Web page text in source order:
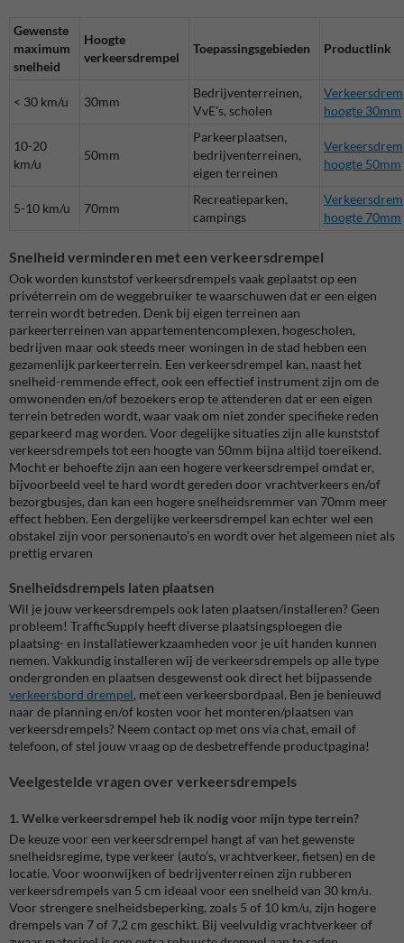
Gewenste
maximum
snelheid
Hoogte
verkeersdrempel
Toepassingsgebieden Productlink
< 30 km/u 30mm
Bedrijventerreinen,
VvE's, scholen
hoogte 30mm
10-20
km/u
50mm
Parkeerplaatsen,
bedrijventerreinen,
eigen terreinen
hoogte 50mm
5-10 km/u 70mm
Recreatieparken,
campings
hoogte 70mm
Snelheid verminderen met een verkeersdrempel
Ook worden kunststof verkeersdrempels vaak geplaatst op een
privéterrein om de weggebruiker te waarschuwen dat er een eigen
terrein wordt betreden. Denk bij eigen terreinen aan
parkeerterreinen van appartementencomplexen, hogescholen,
bedrijven maar ook steeds meer woningen in de stad hebben een
gezamenlijk parkeerterrein. Een verkeersdrempel kan, naast het
snelheid-remmende effect, ook een effectief instrument zijn om de
omwonenden en/of bezoekers erop te attenderen dat er een eigen
terrein betreden wordt, waar vaak om niet zonder specifieke reden
geparkeerd mag worden. Voor degelijke situaties zijn alle kunststof
verkeersdrempels tot een hoogte van 50mm bijna altijd toereikend.
Mocht er behoefte zijn aan een hogere verkeersdrempel omdat er,
bijvoorbeeld veel te hard wordt gereden door vrachtverkeers en/of
bezorgbusjes, dan kan een hogere snelheidsremmer van 70mm meer
effect hebben. Een dergelijke verkeersdrempel kan echter wel een
obstakel zijn voor personenauto’s en wordt over het algemeen niet als
prettig ervaren
Snelheidsdrempels laten plaatsen
Wil je jouw verkeersdrempels ook laten plaatsen/installeren? Geen
probleem! TrafficSupply heeft diverse plaatsingsploegen die
plaatsing- en installatiewerkzaamheden voor je uit handen kunnen
nemen. Vakkundig installeren wij de verkeersdrempels op alle type
ondergronden en plaatsen desgewenst ook direct het bijpassende
verkeersbord drempel, met een verkeersbordpaal. Ben je benieuwd
naar de planning en/of kosten voor het monteren/plaatsen van
verkeersdrempels? Neem contact op met ons via chat, email of
telefoon, of stel jouw vraag op de desbetreffende productpagina!
Veelgestelde vragen over verkeersdrempels
1. Welke verkeersdrempel heb ik nodig voor mijn type terrein?
De keuze voor een verkeersdrempel hangt af van het gewenste
snelheidsregime, type verkeer (auto’s, vrachtverkeer, fietsen) en de
locatie. Voor woonwijken of bedrijventerreinen zijn rubberen
verkeersdrempels van 5 cm ideaal voor een snelheid van 30 km/u.
Voor strengere snelheidsbeperking, zoals 5 of 10 km/u, zijn hogere
drempels van 7 of 7,2 cm geschikt. Bij veelvuldig vrachtverkeer of